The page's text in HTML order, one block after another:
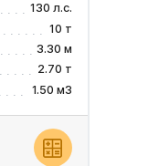
130 л.с.
10 т
3.30 м
2.70 т
1.50 м3